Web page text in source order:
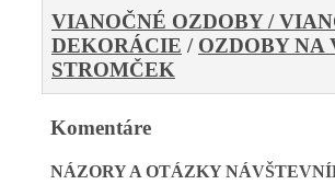
VIANOČNÉ OZDOBY /
DEKORÁCIE / OZDOBY NA
STROMČEK
Komentáre
NÁZORY A OTÁZKY